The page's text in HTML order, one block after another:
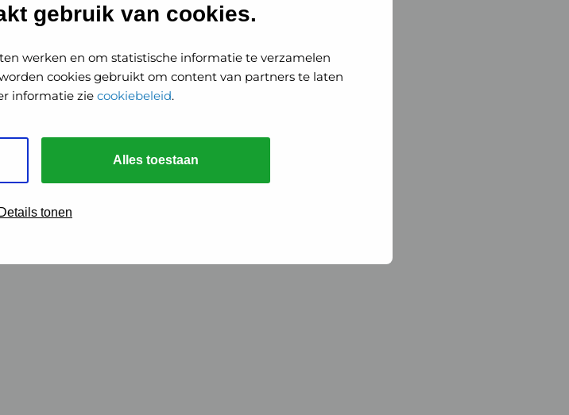
gebruik van cookies.
werken en om statistische informatie te verzamelen
cookies gebruikt om content van partners te laten
informatie zie cookiebeleid.
Alles toestaan
Details tonen